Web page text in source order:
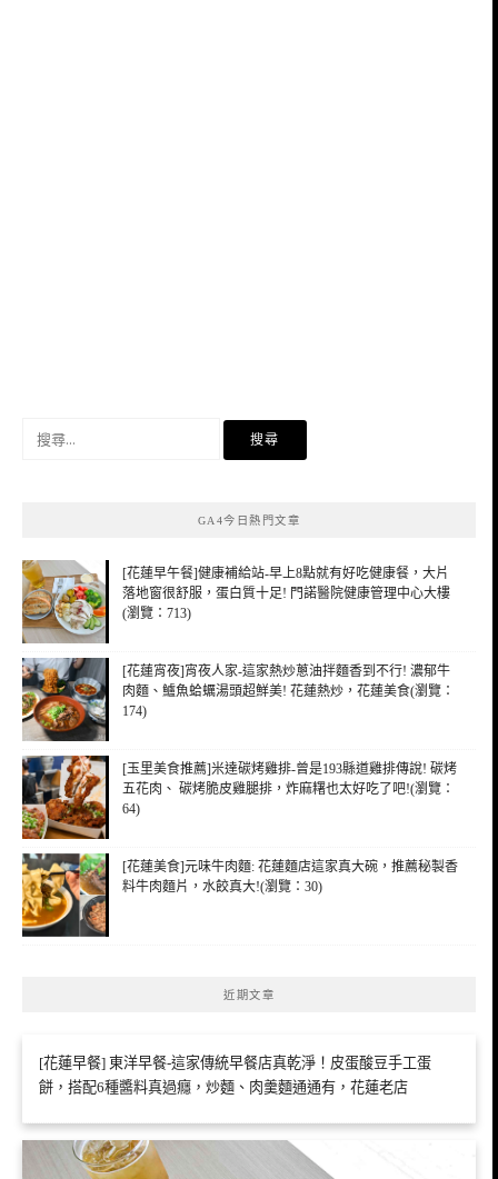
GA4今日熱門文章
[花蓮早午餐]健康補給站-早上8點就有好吃健康餐，大片
落地窗很舒服，蛋白質十足! 門諾醫院健康管理中心大樓
(瀏覽：713)
[花蓮宵夜]宵夜人家-這家熱炒蔥油拌麵香到不行! 濃郁牛
肉麵、鱸魚蛤蠣湯頭超鮮美! 花蓮熱炒，花蓮美食(瀏覽：
174)
[玉里美食推薦]米達碳烤雞排-曾是193縣道雞排傳說! 碳烤
五花肉、 碳烤脆皮雞腿排，炸麻糬也太好吃了吧!(瀏覽：
64)
[花蓮美食]元味牛肉麵: 花蓮麵店這家真大碗，推薦秘製香
料牛肉麵片，水餃真大!(瀏覽：30)
近期文章
[花蓮早餐] 東洋早餐-這家傳統早餐店真乾淨！皮蛋酸豆手工蛋
餅，搭配6種醬料真過癮，炒麵、肉羹麵通通有，花蓮老店